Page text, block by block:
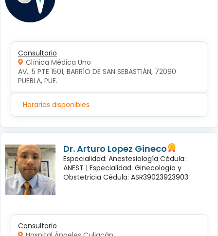
Consultorio
Clínica Médica Uno
AV.. 5 PTE 1501, BARRÍO DE SAN SEBASTIÁN, 72090
PUEBLA, PUE.
Horarios disponibles
Dr. Arturo Lopez Gineco
Especialidad: Anestesiología Cédula:
ANEST | Especialidad: Ginecología y
Obstetricia Cédula: ASR39023923903
Consultorio